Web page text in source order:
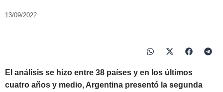
13/09/2022
El análisis se hizo entre 38 países y en los últimos
cuatro años y medio, Argentina presentó la segunda